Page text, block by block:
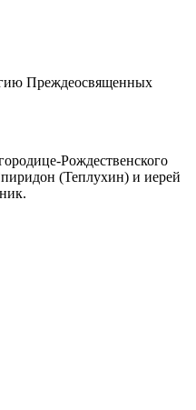
Преждеосвященных
Рождественского
(Теплухин) и иерей